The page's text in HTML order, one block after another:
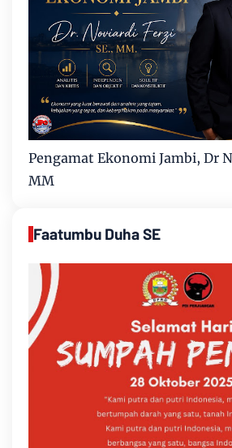
Pengamat Ekonomi Jambi, Dr
MM
Faatumbu Duha SE